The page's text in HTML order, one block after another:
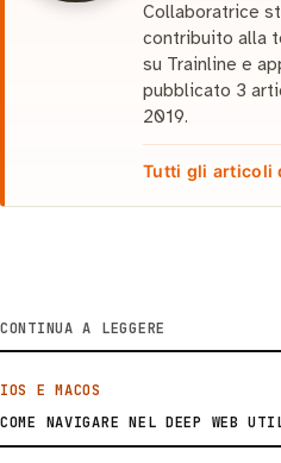
Collaboratrice
contribuito alla
su Trainline e
pubblicato 3
2019.
Tutti gli articoli
CONTINUA A LEGGERE
IOS E MACOS
COME NAVIGARE NEL DEEP WEB